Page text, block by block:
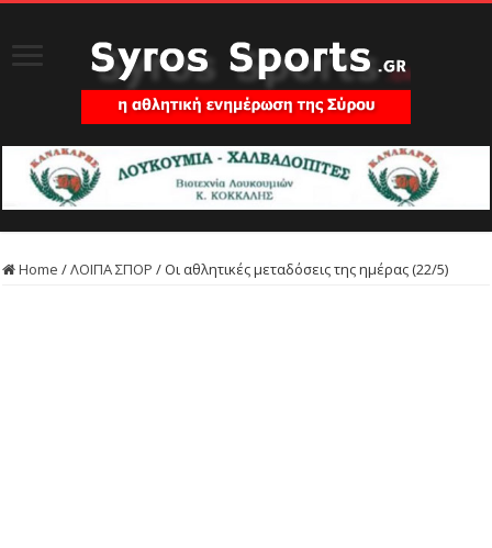
Home /ΛΟΙΠΑ ΣΠΟΡ /Οι αθλητικές μεταδόσεις της ημέρας (22/5)